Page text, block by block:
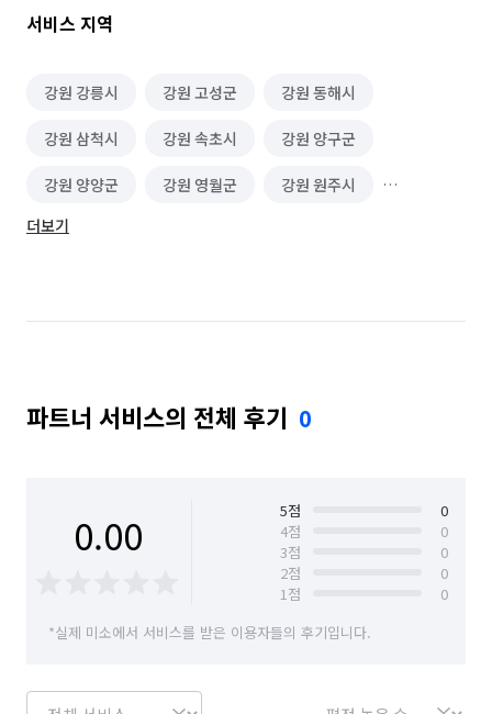
서비스 지역
강원 강릉시 강원 고성군 강원 동해시
강원 삼척시 강원 속초시 강원 양구군
강원 양양군 강원 영월군 강원 원주시
강원 인제군
강원 홍천군 강원 화천군 강원 횡성군
더보기
파트너 서비스의 전체 후기 0
0.00 5점
0
4점
0
3점
0
2점
0
1점
0
*실제 미소에서 서비스를 받은 이용자들의 후기입니다.